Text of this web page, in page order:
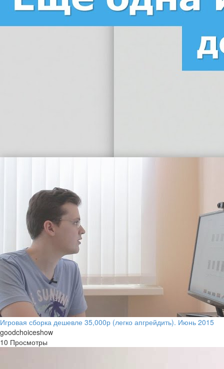
Игровая сборка дешевле 35,000р (легко апгрейдить). Июнь 2015
goodchoiceshow
10 Просмотры